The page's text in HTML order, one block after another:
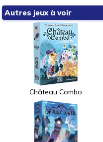
Autres jeux à voir
Château Combo